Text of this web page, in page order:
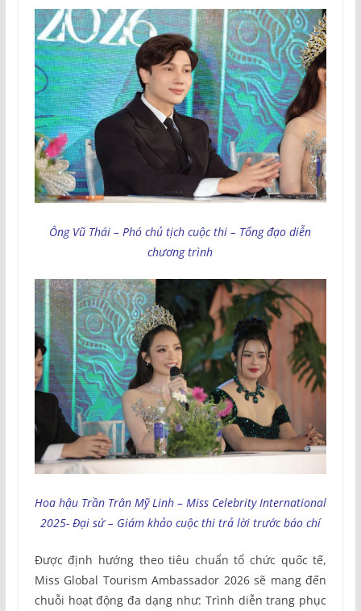
Ông Vũ Thái – Phó chủ tịch cuộc thi – Tổng đạo diễn
chương trình
Hoa hậu Trần Trân Mỹ Linh – Miss Celebrity International
2025- Đại sứ – Giám khảo cuộc thi trả lời trước báo chí
Được định hướng theo tiêu chuẩn tổ chức quốc tế,
Miss Global Tourism Ambassador 2026 sẽ mang đến
chuỗi hoạt động đa dạng như: Trình diễn trang phục